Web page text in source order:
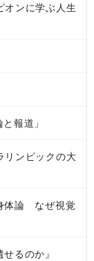
ンに学ぶ人生
報道」
ンピックの大
体論 なぜ視覚
るのか』